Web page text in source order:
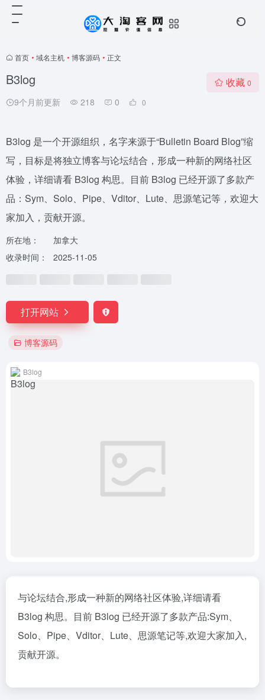
首页 • 域名主机 • 博客源码 • 正文
B3log
9个月前更新 218 0 0
收藏 0
B3log 是一个开源组织，名字来源于“Bulletin Board Blog”缩
写，目标是将独立博客与论坛结合，形成一种新的网络社区
体验，详细请看 B3log 构思。目前 B3log 已经开源了多款产
品：Sym、Solo、Pipe、Vditor、Lute、思源笔记等，欢迎大
家加入，贡献开源。
所在地：
加拿大
收录时间：
2025-11-05
打开网站
博客源码
B3log
与论坛结合,形成一种新的网络社区体验,详细请看
B3log 构思。目前 B3log 已经开源了多款产品:Sym、
Solo、Pipe、Vditor、Lute、思源笔记等,欢迎大家加入,
贡献开源。